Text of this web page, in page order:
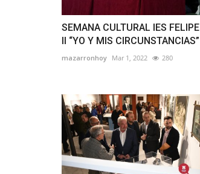
SEMANA CULTURAL IES FELIPE
II “YO Y MIS CIRCUNSTANCIAS”
mazarronhoy Mar 1, 2022 280